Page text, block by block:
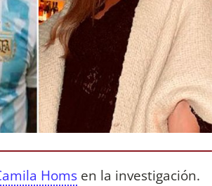
Homs en la investigación.